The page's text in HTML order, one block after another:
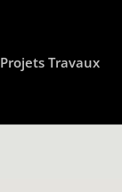
Projets Travaux